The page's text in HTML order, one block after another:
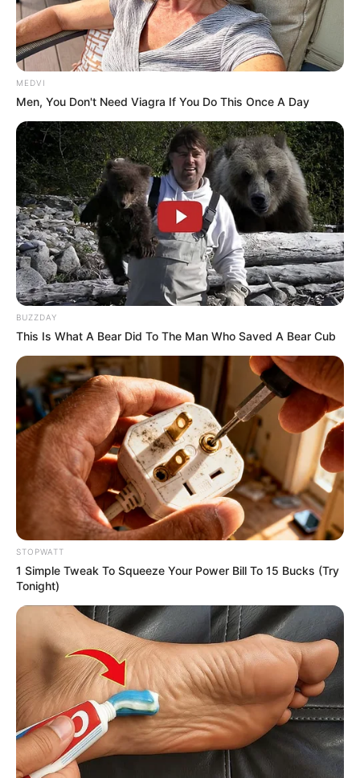
TAGS
ΚΑΡΥΣΤΟΣ
ΣΠΙΤΙ ΦΩΤΙΑ ΕΥΒΟΙΑ ΤΩΡΑ
ΤΑΥΤΟΤΗΤΑ ΚΑΙ ΕΠΙΚΟΙΝΩΝΙΑ ΟΡΟΙ ΧΡΗΣΗΣ
© 2025 EVIANEWS του Γιώργου Κουτσελίνη
MEDVI
Men, You Don't Need Viagra If You Do This Once A Day
BUZZDAY
This Is What A Bear Did To The Man Who Saved A Bear Cub
STOPWATT
1 Simple Tweak To Squeeze Your Power Bill To 15 Bucks (Try
Tonight)